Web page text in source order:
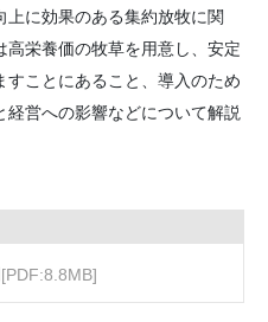
上に効果のある集約放牧に関
高栄養価の牧草を用意し、安定
すことにあること、導入のため
経営への影響などについて解説
[PDF:8.8MB]